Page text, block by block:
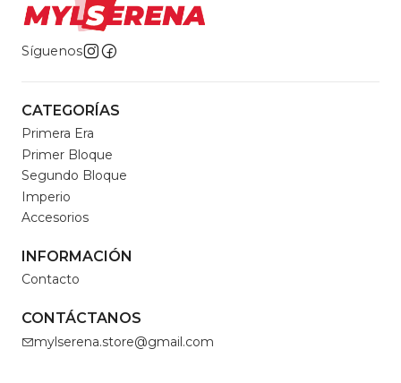
Síguenos
CATEGORÍAS
Primera Era
Primer Bloque
Segundo Bloque
Imperio
Accesorios
INFORMACIÓN
Contacto
CONTÁCTANOS
mylserena.store@gmail.com